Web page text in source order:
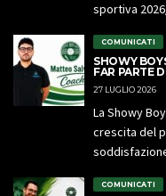
sportiva
COMUNICATI
SHOWY
FAR PARTE
27 LUGLIO 2026
La Showy
crescita del
COMUNICATI